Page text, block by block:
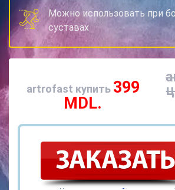
Можно использовать при
суставах
artrofast купить 399
MDL.